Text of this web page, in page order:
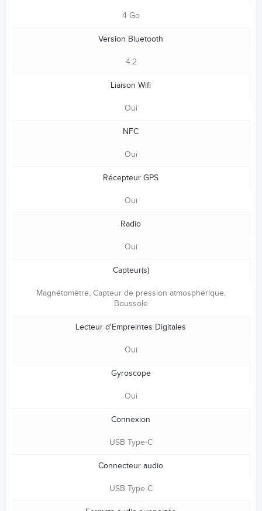
4 Go
Version Bluetooth
4.2
Liaison Wifi
Oui
NFC
Oui
Récepteur GPS
Oui
Radio
Oui
Capteur(s)
Magnétomètre, Capteur de pression atmosphérique,
Boussole
Lecteur d'Empreintes Digitales
Oui
Gyroscope
Oui
Connexion
USB Type-C
Connecteur audio
USB Type-C